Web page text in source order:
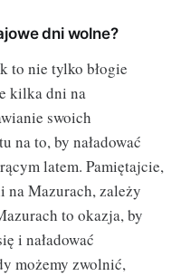
dni wolne?
to nie tylko błogie
kilka dni na
swoich
na to, by naładować
latem. Pamiętajcie,
na Mazurach, zależy
to okazja, by
i naładować
możemy zwolnić,